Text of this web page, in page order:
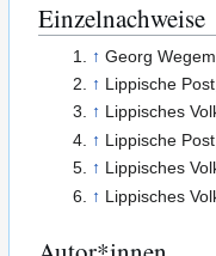
Einzelnachweise
↑ Georg
↑ Lippische
↑ Lippisches
↑ Lippische
↑ Lippisches
↑ Lippisches